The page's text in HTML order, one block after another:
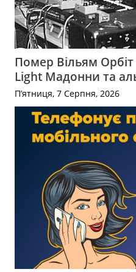
Помер Вільям
Light Мадонни та
П’ятниця, 7 Серпня, 2026